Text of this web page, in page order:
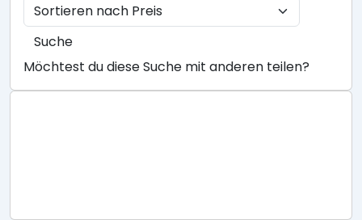
Suche
Möchtest du diese Suche mit anderen teilen?